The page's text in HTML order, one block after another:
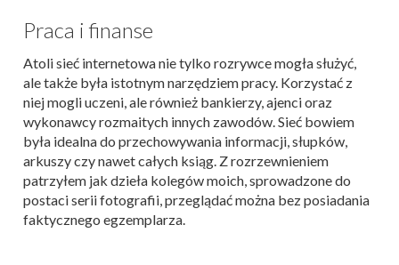
Praca i finanse
Atoli sieć internetowa nie tylko rozrywce mogła służyć,
ale także była istotnym narzędziem pracy. Korzystać z
niej mogli uczeni, ale również bankierzy, ajenci oraz
wykonawcy rozmaitych innych zawodów. Sieć bowiem
była idealna do przechowywania informacji, słupków,
arkuszy czy nawet całych ksiąg. Z rozrzewnieniem
patrzyłem jak dzieła kolegów moich, sprowadzone do
postaci serii fotografii, przeglądać można bez posiadania
faktycznego egzemplarza.